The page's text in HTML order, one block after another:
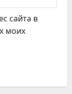
сайта в
моих